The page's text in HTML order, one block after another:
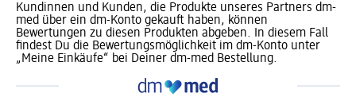
Kundinnen und Kunden, die Produkte unseres Partners dm-
med über ein dm-Konto gekauft haben, können
Bewertungen zu diesen Produkten abgeben. In diesem Fall
findest Du die Bewertungsmöglichkeit im dm-Konto unter
„Meine Einkäufe“ bei Deiner dm-med Bestellung.